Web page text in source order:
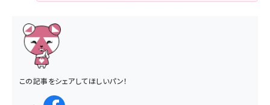
この記事をシェアしてほしいパン！